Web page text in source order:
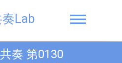
Lab
奏 第0130